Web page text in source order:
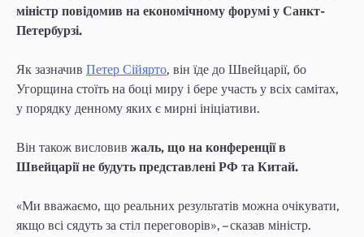
міністр повідомив на економічному форумі у Санкт-
Петербурзі.
Як зазначив Петер Сійярто, він їде до Швейцарії, бо
Угорщина стоїть на боці миру і бере участь у всіх самітах,
у порядку денному яких є мирні ініціативи.
Він також висловив жаль, що на конференції в
Швейцарії не будуть представлені РФ та Китай.
«Ми вважаємо, що реальних результатів можна очікувати,
якщо всі сядуть за стіл переговорів», – сказав міністр.